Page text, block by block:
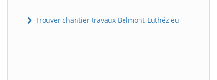
Trouver chantier travaux Belmont-Luthézieu